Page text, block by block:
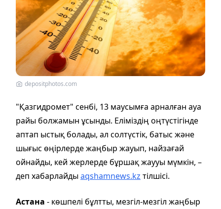
depositphotos.com
"Қазгидромет" сенбі, 13 маусымға арналған ауа
райы болжамын ұсынды. Еліміздің оңтүстігінде
аптап ыстық болады, ал солтүстік, батыс және
шығыс өңірлерде жаңбыр жауып, найзағай
ойнайды, кей жерлерде бұршақ жаууы мүмкін, –
деп хабарлайдыaqshamnews.kz тілшісі.
Астана - көшпелі бұлтты, мезгіл-мезгіл жаңбыр